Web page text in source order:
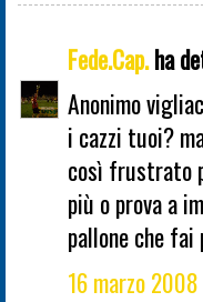
Fede.Cap.ha
Anonimo
i cazzi tuoi?
così frustrato
più o prova a
pallone che fai
16 marzo